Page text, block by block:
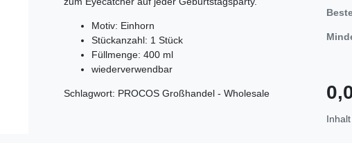
Motiv: Einhorn
Stückanzahl: 1 Stück
Füllmenge: 400 ml
wiederverwendbar
Schlagwort: PROCOS Großhandel - Wholesale
Inhalt